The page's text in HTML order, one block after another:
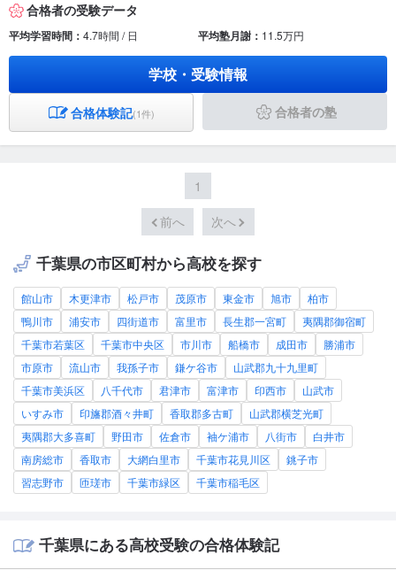
合格者の受験データ
平均学習時間： 4.7時間 / 日 平均塾月謝： 11.5万円
学校・受験情報
合格体験記(1件) 合格者の塾
1
前へ 次へ
千葉県の市区町村から高校を探す
館山市 木更津市 松戸市 茂原市 東金市 旭市
柏市
鴨川市
浦安市 四街道市 富里市 長生郡一宮町
夷隅郡御宿町
千葉市若葉区
千葉市中央区 市川市 船橋市 成田市
勝浦市
市原市
流山市 我孫子市 鎌ケ谷市
山武郡九十九里町
千葉市美浜区
八千代市 君津市 富津市 印西市
山武市
いすみ市
印旛郡酒々井町 香取郡多古町
山武郡横芝光町
夷隅郡大多喜町
野田市 佐倉市 袖ケ浦市 八街市
白井市
南房総市
香取市 大網白里市 千葉市花見川区
銚子市
習志野市
匝瑳市 千葉市緑区 千葉市稲毛区
千葉県にある高校受験の合格体験記